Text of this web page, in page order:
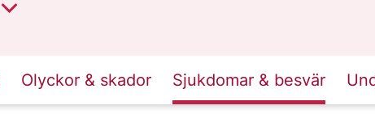
Olyckor & skador Sjukdomar & besvär